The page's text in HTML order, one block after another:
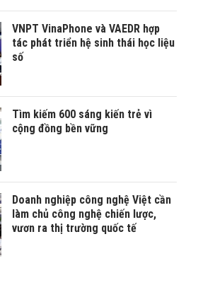
VNPT VinaPhone và VAEDR hợp
tác phát triển hệ sinh thái học liệu
số
Tìm kiếm 600 sáng kiến trẻ vì
cộng đồng bền vững
Doanh nghiệp công nghệ Việt cần
làm chủ công nghệ chiến lược,
vươn ra thị trường quốc tế